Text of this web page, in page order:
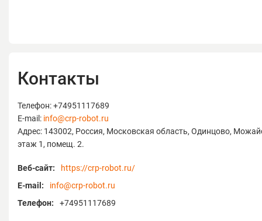
Контакты
Телефон: +74951117689
E-mail: info@crp-robot.ru
Адрес: 143002, Россия, Московская область, Одинцово,
этаж 1, помещ. 2.
Веб-сайт:
https://crp-robot.ru/
E-mail:
info@crp-robot.ru
Телефон:
+74951117689